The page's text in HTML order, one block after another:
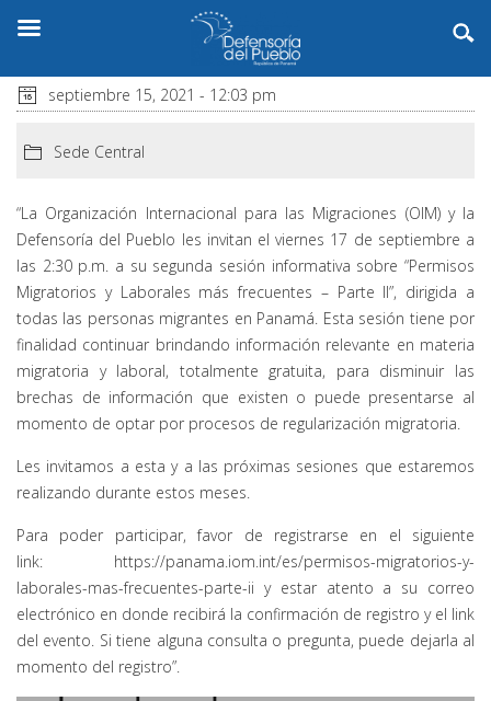
septiembre 15, 2021 - 12:03 pm
Sede Central
“La Organización Internacional para las Migraciones (OIM) y la
Defensoría del Pueblo les invitan el viernes 17 de septiembre a
las 2:30 p.m. a su segunda sesión informativa sobre “Permisos
Migratorios y Laborales más frecuentes – Parte II”, dirigida a
todas las personas migrantes en Panamá. Esta sesión tiene por
finalidad continuar brindando información relevante en materia
migratoria y laboral, totalmente gratuita, para disminuir las
brechas de información que existen o puede presentarse al
momento de optar por procesos de regularización migratoria.
Les invitamos a esta y a las próximas sesiones que estaremos
realizando durante estos meses.
Para poder participar, favor de registrarse en el siguiente
link: https://panama.iom.int/es/permisos-migratorios-y-
laborales-mas-frecuentes-parte-ii y estar atento a su correo
electrónico en donde recibirá la confirmación de registro y el link
del evento. Si tiene alguna consulta o pregunta, puede dejarla al
momento del registro”.